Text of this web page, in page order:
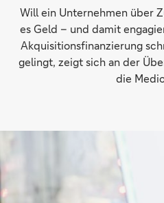
Will ein Unternehmen über
es Geld – und damit
Akquisitionsfinanzierung
gelingt, zeigt sich an der
die